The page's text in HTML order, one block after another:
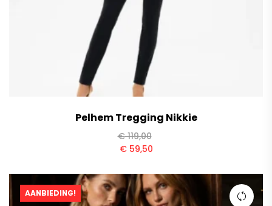
Pelhem Tregging Nikkie
€119,00
€59,50
AANBIEDING!